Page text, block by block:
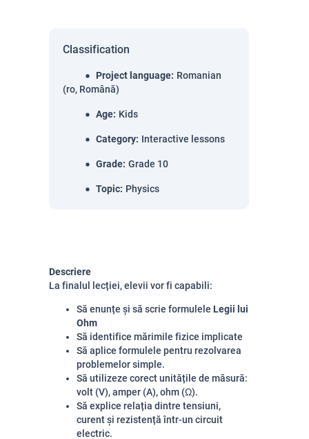
Classification
Project language: Romanian
(ro, Română)
Age: Kids
Category: Interactive lessons
Grade: Grade 10
Topic: Physics
Descriere
La finalul lecției, elevii vor fi capabili:
Să enunțe și să scrie formulele Legii lui
Ohm
Să identifice mărimile fizice implicate
Să aplice formulele pentru rezolvarea
problemelor simple.
Să utilizeze corect unitățile de măsură:
volt (V), amper (A), ohm (Ω).
Să explice relația dintre tensiuni,
curent și rezistență într-un circuit
electric.